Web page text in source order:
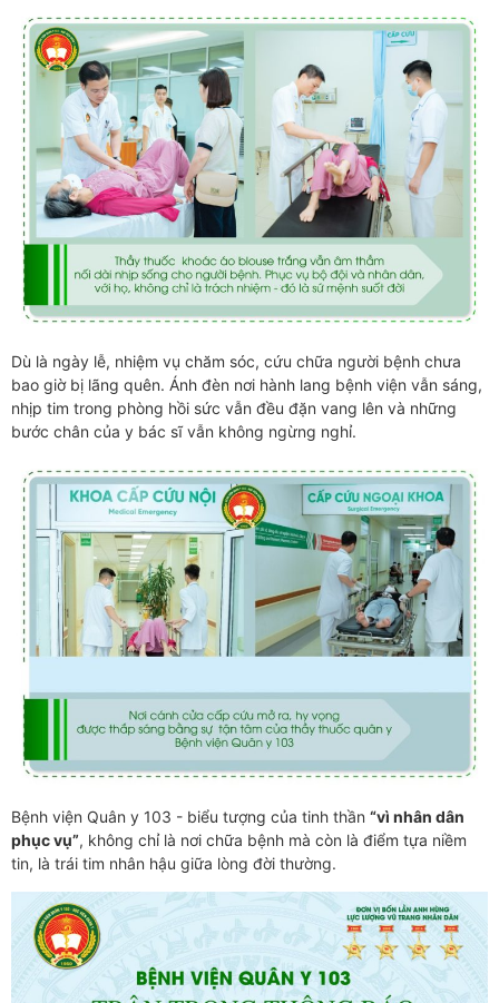
Dù là ngày lễ, nhiệm vụ chăm sóc, cứu chữa người bệnh chưa
bao giờ bị lãng quên. Ánh đèn nơi hành lang bệnh viện vẫn sáng,
nhịp tim trong phòng hồi sức vẫn đều đặn vang lên và những
bước chân của y bác sĩ vẫn không ngừng nghỉ.
Bệnh viện Quân y 103 - biểu tượng của tinh thần “vì nhân dân
phục vụ”, không chỉ là nơi chữa bệnh mà còn là điểm tựa niềm
tin, là trái tim nhân hậu giữa lòng đời thường.